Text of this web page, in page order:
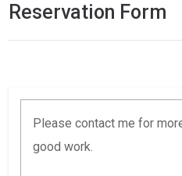
Reservation Form